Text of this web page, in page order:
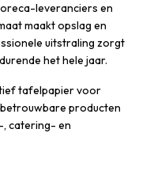
leveranciers en
maakt opslag en
uitstraling zorgt
het hele jaar.
tafelpapier voor
producten
catering- en